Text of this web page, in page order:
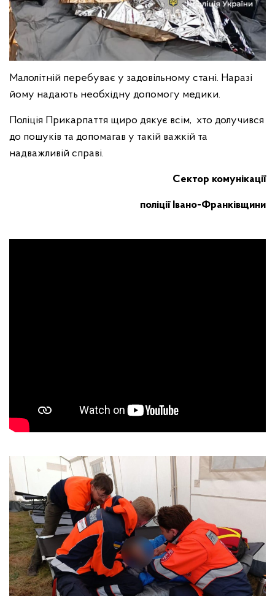
Малолітній перебуває у задовільному стані. Наразі
йому надають необхідну допомогу медики.
Поліція Прикарпаття щиро дякує всім, хто долучився
до пошуків та допомагав у такій важкій та
надважливій справі.
Cектор комунікації
поліції Івано-Франківщини